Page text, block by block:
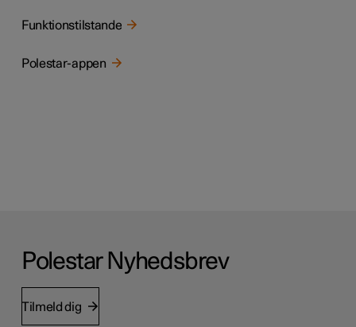
Funktionstilstande
Polestar-appen
Polestar Nyhedsbrev
Tilmeld dig